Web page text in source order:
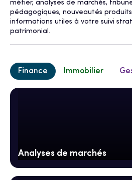
métier, analyses de marchés,
pédagogiques, nouveautés
informations utiles à votre suivi
patrimonial.
Finance Immobilier
Analyses de marchés